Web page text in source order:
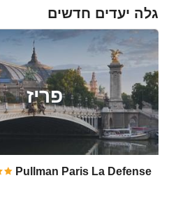
גלה יעדים חדשים
פריז
Pullman Paris La Defense